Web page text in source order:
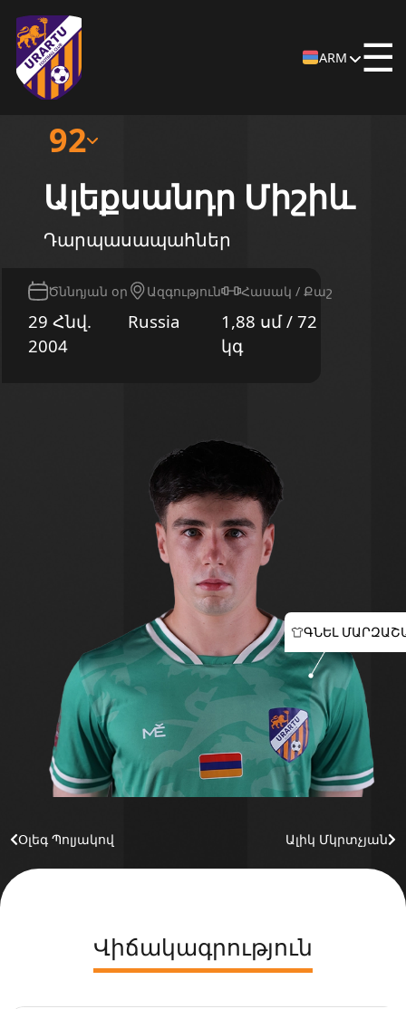
ARM ☰
92
Ալեքսանդր Միշիև
Դարպասապահներ
Ծննդյան օր
29 Հնվ.
2004
Ազգություն
Russia
Հասակ / Քաշ
1,88 սմ / 72
կգ
ԳՆԵԼ
Օլեգ Պոլյակով Ալիկ Մկրտչյան
Վիճակագրություն